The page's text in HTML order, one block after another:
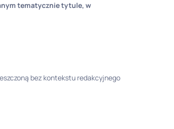
tematycznie tytule, w
bez kontekstu redakcyjnego